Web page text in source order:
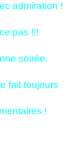
admiration !
pas !!!
soirée.
fait toujours
!